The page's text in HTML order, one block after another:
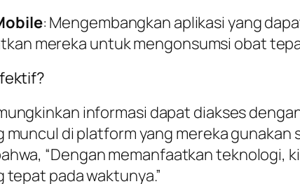
: Mengembangkan aplikasi yang
mereka untuk mengonsumsi obat
informasi dapat diakses
muncul di platform yang mereka
“Dengan memanfaatkan teknologi,
tepat pada waktunya.”